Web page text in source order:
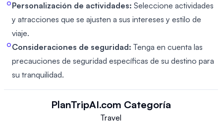
Personalización de actividades: Seleccione actividades
y atracciones que se ajusten a sus intereses y estilo de
viaje.
Consideraciones de seguridad: Tenga en cuenta las
precauciones de seguridad específicas de su destino para
su tranquilidad.
PlanTripAI.com Categoría
Travel